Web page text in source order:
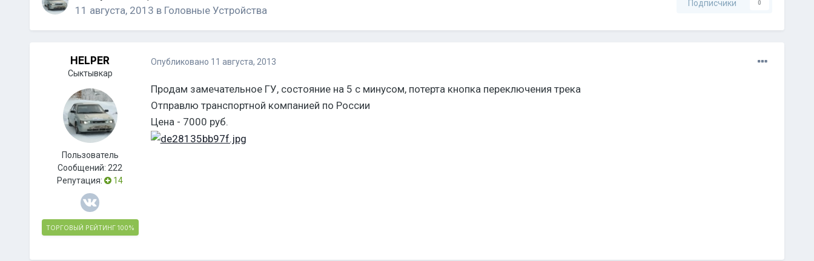
11 августа, 2013 в Головные Устройства
Подписчики 0
HELPER
Сыктывкар
Пользователь
Сообщений:222
Репутация:
14
ТОРГОВЫЙ РЕЙТИНГ 100%
Опубликовано 11 августа, 2013
Продам замечательное ГУ, состояние на 5 с минусом, потерта кнопка переключения трека
Отправлю транспортной компанией по России
Цена - 7000 руб.